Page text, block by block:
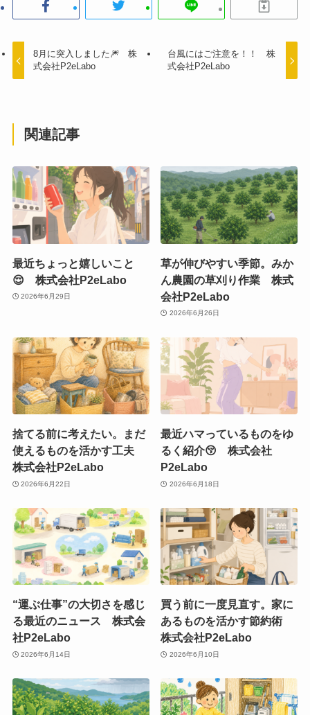
8月に突入しました🎆 株
式会社P2eLabo
台風にはご注意を！！ 株
式会社P2eLabo
関連記事
最近ちょっと嬉しいこと
😌 株式会社P2eLabo
2026年6月29日
草が伸びやすい季節。みか
ん農園の草刈り作業 株式
会社P2eLabo
2026年6月26日
捨てる前に考えたい。まだ
使えるものを活かす工夫
株式会社P2eLabo
2026年6月22日
最近ハマっているものをゆ
るく紹介😚 株式会社
P2eLabo
2026年6月18日
“運ぶ仕事”の大切さを感じ
る最近のニュース 株式会
社P2eLabo
2026年6月14日
買う前に一度見直す。家に
あるものを活かす節約術
株式会社P2eLabo
2026年6月10日